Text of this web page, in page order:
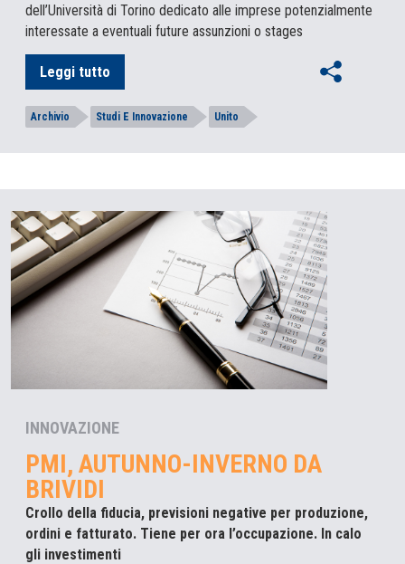
dell’Università di Torino dedicato alle imprese potenzialmente
interessate a eventuali future assunzioni o stages
Leggi tutto
Archivio Studi E Innovazione Unito
INNOVAZIONE
PMI, AUTUNNO-INVERNO DA
BRIVIDI
Crollo della fiducia, previsioni negative per produzione,
ordini e fatturato. Tiene per ora l’occupazione. In calo
gli investimenti